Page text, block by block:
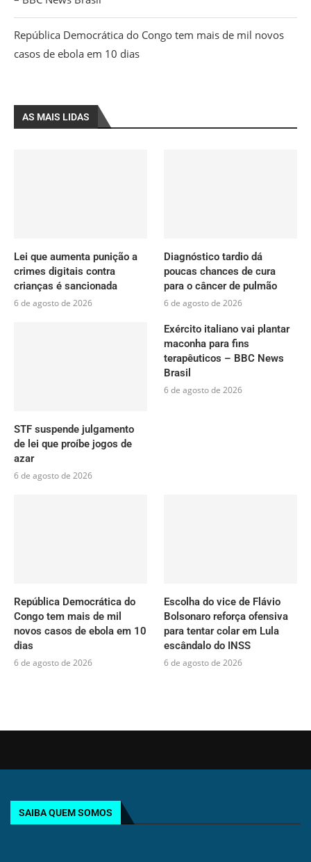
República Democrática do Congo tem mais de mil novos
casos de ebola em 10 dias
AS MAIS LIDAS
Lei que aumenta punição a
crimes digitais contra
crianças é sancionada
6 de agosto de 2026
Diagnóstico tardio dá
poucas chances de cura
para o câncer de pulmão
6 de agosto de 2026
STF suspende julgamento
de lei que proíbe jogos de
azar
6 de agosto de 2026
Exército italiano vai plantar
maconha para fins
terapêuticos – BBC News
Brasil
6 de agosto de 2026
República Democrática do
Congo tem mais de mil
novos casos de ebola em 10
dias
6 de agosto de 2026
Escolha do vice de Flávio
Bolsonaro reforça ofensiva
para tentar colar em Lula
escândalo do INSS
6 de agosto de 2026
SAIBA QUEM SOMOS